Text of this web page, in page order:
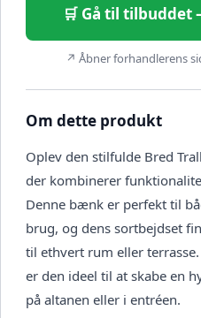
🛒 Gå til tilbuddet
↗ Åbner forhandlerens
Om dette produkt
Oplev den stilfulde Bred
der kombinerer
Denne bænk er perfekt til
brug, og dens sortbejdset
til ethvert rum eller
er den ideel til at skabe en
på altanen eller i entréen.